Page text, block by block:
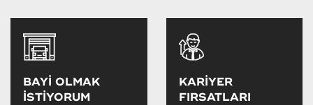
BAYİ OLMAK
İSTİYORUM
KARİYER
FIRSATLARI